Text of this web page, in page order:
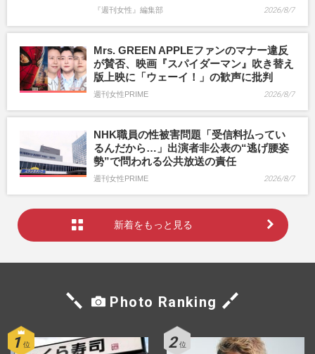
『週刊女性』編集部 2026/8/7
Mrs. GREEN APPLEファンのマナー違反
が賛否、映画『スパイダーマン』吹き替え
版上映に「ウェーイ！」の歓声に批判
週刊女性PRIME 2026/8/7
NHK職員の性被害問題「受信料払ってい
るんだから…」出演者非公表の“逃げ腰姿
勢”で問われる公共放送の責任
週刊女性PRIME 2026/8/7
新着をもっと見る
Photo Ranking